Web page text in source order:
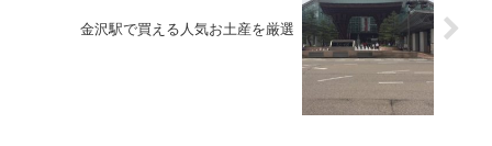
金沢駅で買える人気お土産を厳選